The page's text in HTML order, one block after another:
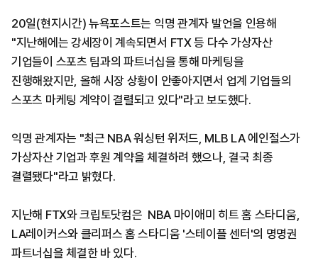
20일(현지시간) 뉴욕포스트는 익명 관계자 발언을 인용해
"지난해에는 강세장이 계속되면서 FTX 등 다수 가상자산
기업들이 스포츠 팀과의 파트너십을 통해 마케팅을
진행해왔지만, 올해 시장 상황이 안좋아지면서 업계 기업들의
스포츠 마케팅 계약이 결렬되고 있다"라고 보도했다.
익명 관계자는 "최근 NBA 워싱턴 위저드, MLB LA 에인절스가
가상자산 기업과 후원 계약을 체결하려 했으나, 결국 최종
결렬됐다"라고 밝혔다.
지난해 FTX와 크립토닷컴은 NBA 마이애미 히트 홈 스타디움,
LA레이커스와 클리퍼스 홈 스타디움 '스테이플 센터'의 명명권
파트너십을 체결한 바 있다.